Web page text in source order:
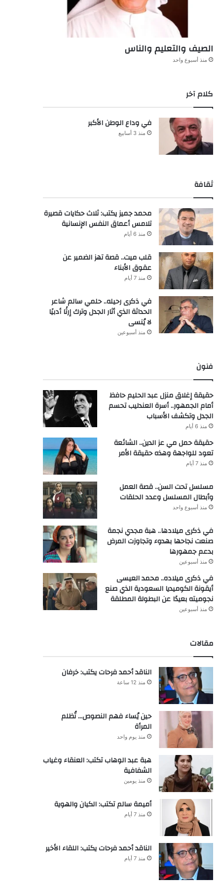
الصيف والتعليم والناس
منذ أسبوع واحد
كلام آخر
في وداع الوطن الأكبر
منذ 3 أسابيع
ثقافة
محمد جميز يكتب: ثلاث حكايات قصيرة
تلامس أعماق النفس الإنسانية
منذ 6 أيام
قلب ميت.. قصة تهز الضمير عن
عقوق الأبناء
منذ 7 أيام
في ذكرى رحيله.. حلمي سالم شاعر
الحداثة الذي أثار الجدل وترك إرثًا أدبيًا
لا يُنسى
منذ أسبوعين
فنون
حقيقة إغلاق منزل عبد الحليم حافظ
أمام الجمهور.. أسرة العندليب تحسم
الجدل وتكشف الأسباب
منذ 6 أيام
حقيقة حمل مي عز الدين.. الشائعة
تعود للواجهة وهذه حقيقة الأمر
منذ 7 أيام
مسلسل تحت السن.. قصة العمل
وأبطال المسلسل وعدد الحلقات
منذ أسبوع واحد
في ذكرى ميلادها.. هبة مجدي نجمة
صنعت نجاحها بهدوء وتجاوزت المرض
بدعم جمهورها
منذ أسبوعين
في ذكرى ميلاده.. محمد العيسى
أيقونة الكوميديا السعودية الذي صنع
نجوميته بعيدًا عن البطولة المطلقة
منذ أسبوعين
مقالات
الناقد أحمد فرحات يكتب: خرفان
منذ 12 ساعة
حين يُساء فهم النصوص… تُظلم
المرأة
منذ يوم واحد
هبة عبد الوهاب تكتب: العنقاء وغياب
الشفافية
منذ يومين
أميمة سالم تكتب: الكيان والهوية
منذ 7 أيام
الناقد أحمد فرحات يكتب: اللقاء الأخير
منذ 7 أيام